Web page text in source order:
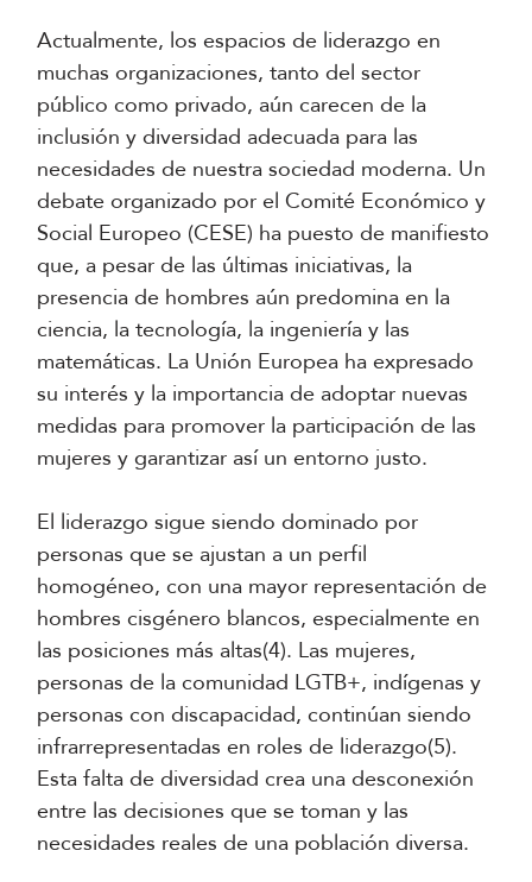
Actualmente, los espacios de liderazgo en
muchas organizaciones, tanto del sector
público como privado, aún carecen de la
inclusión y diversidad adecuada para las
necesidades de nuestra sociedad moderna. Un
debate organizado por el Comité Económico y
Social Europeo (CESE) ha puesto de manifiesto
que, a pesar de las últimas iniciativas, la
presencia de hombres aún predomina en la
ciencia, la tecnología, la ingeniería y las
matemáticas. La Unión Europea ha expresado
su interés y la importancia de adoptar nuevas
medidas para promover la participación de las
mujeres y garantizar así un entorno justo.
El liderazgo sigue siendo dominado por
personas que se ajustan a un perfil
homogéneo, con una mayor representación de
hombres cisgénero blancos, especialmente en
las posiciones más altas(4). Las mujeres,
personas de la comunidad LGTB+, indígenas y
personas con discapacidad, continúan siendo
infrarrepresentadas en roles de liderazgo(5).
Esta falta de diversidad crea una desconexión
entre las decisiones que se toman y las
necesidades reales de una población diversa.